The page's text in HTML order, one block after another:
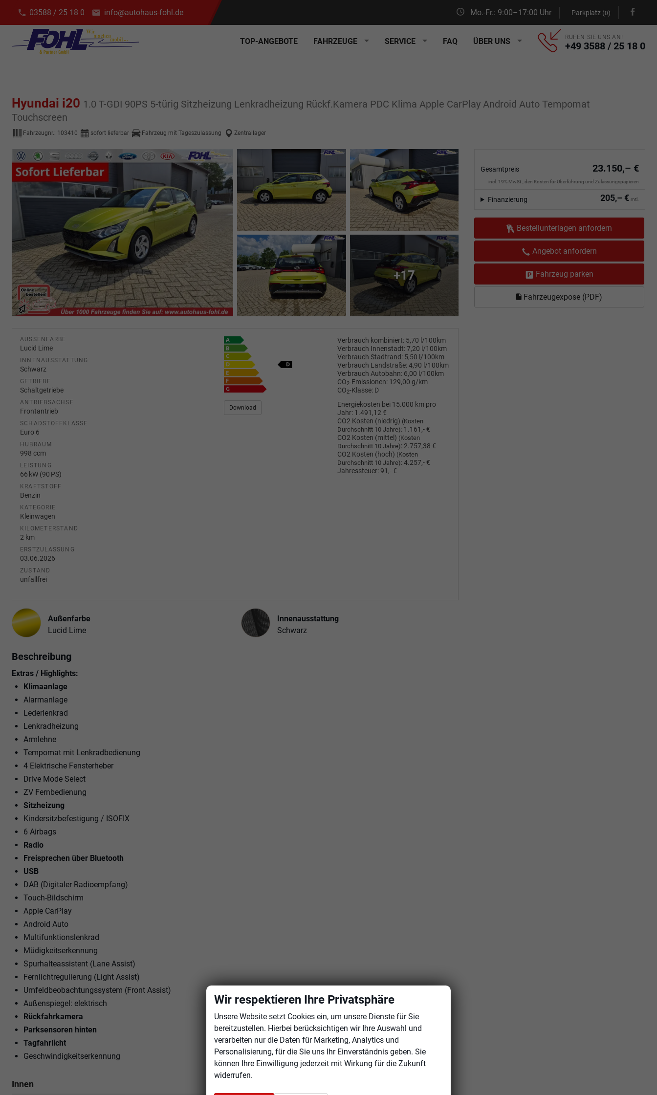
03588 / 25 18 0 info@autohaus-fohl.de Mo.-Fr.: 9:00–17:00 Uhr Parkplatz (0)
TOP-ANGEBOTE FAHRZEUGE SERVICE FAQ ÜBER UNS RUFEN SIE UNS AN!
+49 3588 / 25 18 0
Hyundai i20 1.0 T-GDI 90PS 5-türig Sitzheizung Lenkradheizung Rückf.Kamera PDC Klima Apple CarPlay Android Auto Tempomat
Touchscreen
Fahrzeugnr.: 103410 sofort lieferbar Fahrzeug mit Tageszulassung Zentrallager
Gesamtpreis 23.150,– €
incl. 19% MwSt., den Kosten für Überführung und Zulassungspapieren
205,– € mtl.
Finanzierung
Bestellunterlagen anfordern
Angebot anfordern
Fahrzeug parken
Fahrzeugexpose (PDF)
+17
AUSSENFARBE
Lucid Lime
INNENAUSSTATTUNG
Schwarz
GETRIEBE
Schaltgetriebe
ANTRIEBSACHSE
Frontantrieb
SCHADSTOFFKLASSE
Euro 6
HUBRAUM
998 ccm
LEISTUNG
66 kW (90 PS)
KRAFTSTOFF
Benzin
KATEGORIE
Kleinwagen
KILOMETERSTAND
2 km
ERSTZULASSUNG
03.06.2026
ZUSTAND
unfallfrei
Verbrauch kombiniert: 5,70 l/100km
Verbrauch Innenstadt:7,20 l/100km
Verbrauch Stadtrand: 5,50 l/100km
Verbrauch Landstraße:4,90 l/100km
Verbrauch Autobahn: 6,00 l/100km
CO2-Emissionen: 129,00 g/km
CO2-Klasse: D
Download
Energiekosten bei 15.000 km pro
Jahr: 1.491,12 €
CO2 Kosten (niedrig) (Kosten
Durchschnitt 10 Jahre): 1.161,- €
CO2 Kosten (mittel) (Kosten
Durchschnitt 10 Jahre): 2.757,38 €
CO2 Kosten (hoch) (Kosten
Durchschnitt 10 Jahre):4.257,- €
Jahressteuer: 91,- €
Außenfarbe
Lucid Lime
Innenausstattung
Innenausstattung
Schwarz
Beschreibung
Extras / Highlights:
Klimaanlage
Alarmanlage
Lederlenkrad
Lenkradheizung
Armlehne
Tempomat mit Lenkradbedienung
4 Elektrische Fensterheber
Drive Mode Select
ZV Fernbedienung
Sitzheizung
Kindersitzbefestigung / ISOFIX
6 Airbags
Radio
Freisprechen über Bluetooth
USB
DAB (Digitaler Radioempfang)
Touch-Bildschirm
Apple CarPlay
Android Auto
Multifunktionslenkrad
Müdigkeitserkennung
Spurhalteassistent (Lane Assist)
Fernlichtregulierung (Light Assist)
Umfeldbeobachtungssystem (Front Assist)
Außenspiegel: elektrisch
Rückfahrkamera
Parksensoren hinten
Tagfahrlicht
Geschwindigkeitserkennung
Innen
Wir respektieren Ihre Privatsphäre
Unsere Website setzt Cookies ein, um unsere Dienste für Sie
bereitzustellen. Hierbei berücksichtigen wir Ihre Auswahl und
verarbeiten nur die Daten für Marketing, Analytics und
Personalisierung, für die Sie uns Ihr Einverständnis geben. Sie
können Ihre Einwilligung jederzeit mit Wirkung für die Zukunft
widerrufen.